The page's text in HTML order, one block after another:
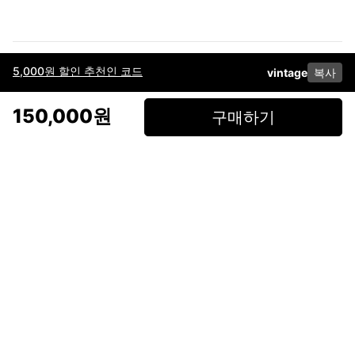
5,000원 할인 추천인 코드 vintage 복사
150,000원 구매하기
이용약관고객센터판매개인정보 처리방침사업자 정보다운로드
페이스북